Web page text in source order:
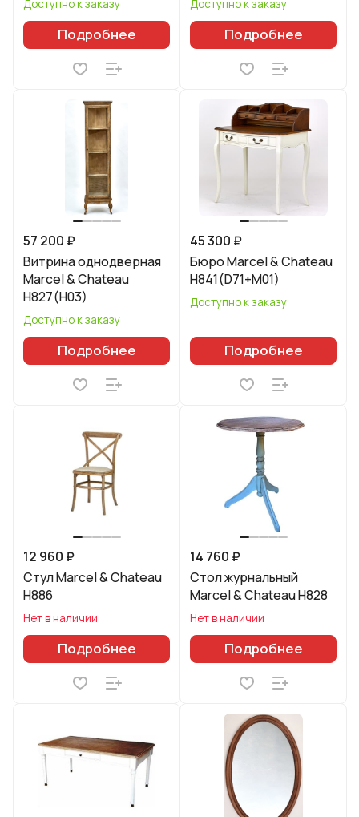
Доступно к заказу
Подробнее
Доступно к заказу
Подробнее
57 200 ₽
Витрина однодверная
Marcel & Chateau
H827(H03)
Доступно к заказу
Подробнее
45 300 ₽
Бюро Marcel & Chateau
H841(D71+M01)
Доступно к заказу
Подробнее
12 960 ₽
Стул Marcel & Chateau
H886
Нет в наличии
Подробнее
14 760 ₽
Стол журнальный
Marcel & Chateau H828
Нет в наличии
Подробнее